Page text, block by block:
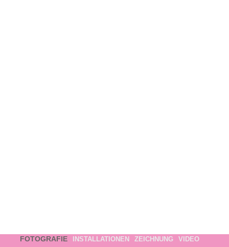
FOTOGRAFIE INSTALLATIONEN ZEICHNUNG VIDEO